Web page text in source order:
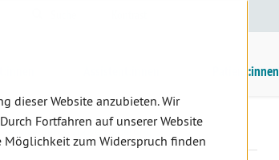
dieser Website anzubieten. Wir
Fortfahren auf unserer Website
Möglichkeit zum Widerspruch finden
Patient:innen
der Sozialversicherung